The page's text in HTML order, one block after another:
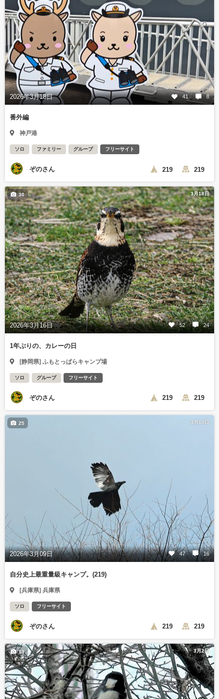
2026年3月18日 41 8
番外編
神戸港
ソロ ファミリー グループ フリーサイト
ぞのさん 219 219
3月18日
2026年3月16日 52 24
30
1年ぶりの、カレーの日
[静岡県] ふもとっぱらキャンプ場
ソロ グループ フリーサイト
ぞのさん 219 219
3月10日
2026年3月09日 47 16
25
自分史上最重量級キャンプ。(219)
[兵庫県] 兵庫県
ソロ フリーサイト
ぞのさん 219 219
3月2日
13